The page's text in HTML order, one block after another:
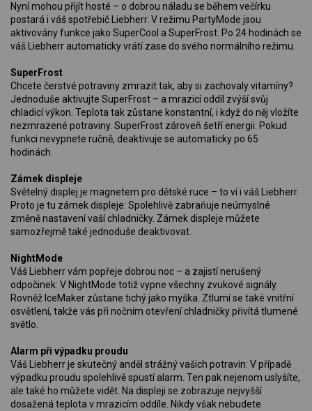
Nyní mohou přijít hosté – o dobrou náladu se během večírku
postará i váš spotřebič Liebherr. V režimu PartyMode jsou
aktivovány funkce jako SuperCool a SuperFrost. Po 24 hodinách se
váš Liebherr automaticky vrátí zase do svého normálního režimu.
SuperFrost
Chcete čerstvé potraviny zmrazit tak, aby si zachovaly vitamíny?
Jednoduše aktivujte SuperFrost – a mrazicí oddíl zvýší svůj
chladicí výkon. Teplota tak zůstane konstantní, i když do něj vložíte
nezmrazené potraviny. SuperFrost zároveň šetří energii: Pokud
funkci nevypnete ručně, deaktivuje se automaticky po 65
hodinách.
Zámek displeje
Světelný displej je magnetem pro dětské ruce – to ví i váš Liebherr.
Proto je tu zámek displeje: Spolehlivě zabraňuje neúmyslné
změně nastavení vaší chladničky. Zámek displeje můžete
samozřejmě také jednoduše deaktivovat.
NightMode
Váš Liebherr vám popřeje dobrou noc – a zajistí nerušený
odpočinek: V NightMode totiž vypne všechny zvukové signály.
Rovněž IceMaker zůstane tichý jako myška. Ztlumí se také vnitřní
osvětlení, takže vás při nočním otevření chladničky přivítá tlumené
světlo.
Alarm při výpadku proudu
Váš Liebherr je skutečný anděl strážný vašich potravin: V případě
výpadku proudu spolehlivě spustí alarm. Ten pak nejenom uslyšíte,
ale také ho můžete vidět. Na displeji se zobrazuje nejvyšší
dosažená teplota v mrazicím oddíle. Nikdy však nebudete